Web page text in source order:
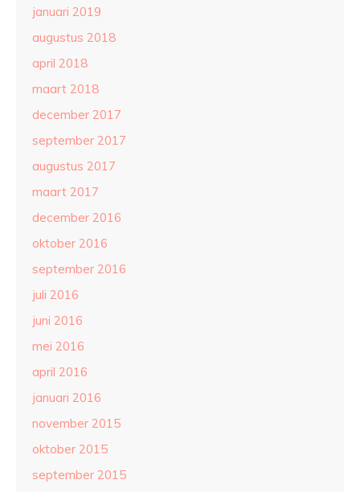
januari 2019
augustus 2018
april 2018
maart 2018
december 2017
september 2017
augustus 2017
maart 2017
december 2016
oktober 2016
september 2016
juli 2016
juni 2016
mei 2016
april 2016
januari 2016
november 2015
oktober 2015
september 2015